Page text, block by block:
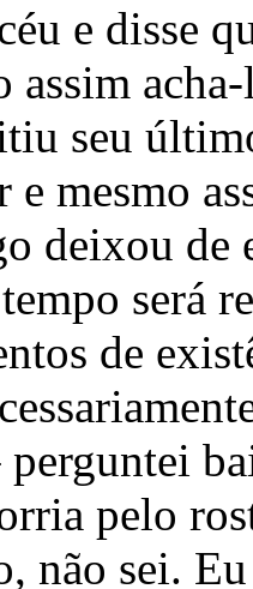
e disse
assim
seu
e mesmo
deixou de
será
de
perguntei
pelo
não sei.